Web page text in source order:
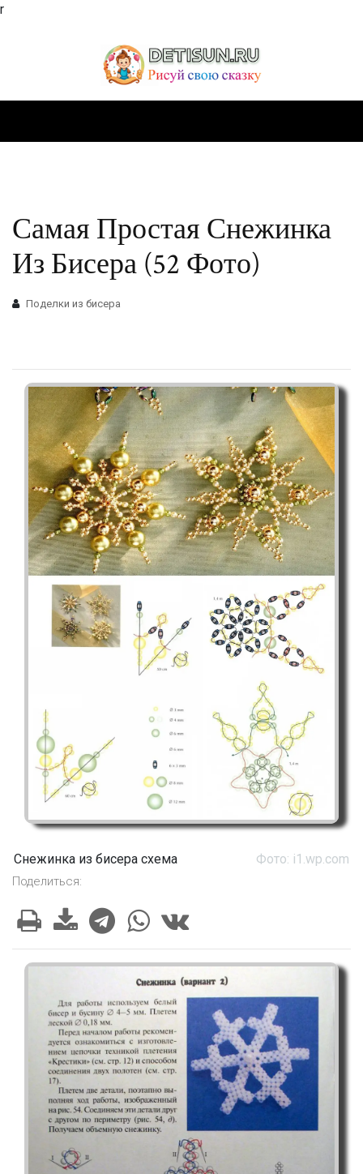
r
Самая Простая Снежинка
Из Бисера (52 Фото)
Поделки из бисера
Снежинка из бисера схема Фото: i1.wp.com
Поделиться: